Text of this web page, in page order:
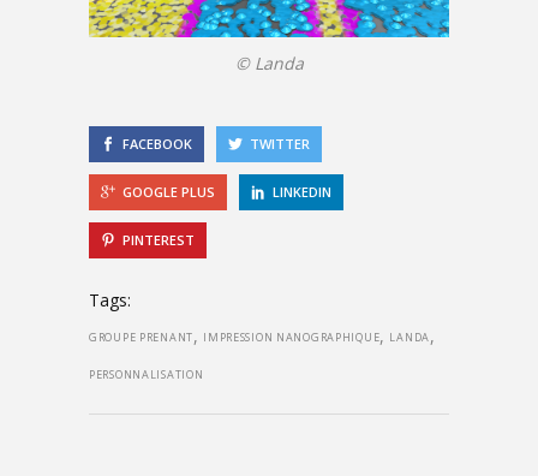
© Landa
FACEBOOK TWITTER
GOOGLE PLUS LINKEDIN
PINTEREST
Tags:
GROUPE PRENANT, IMPRESSION NANOGRAPHIQUE, LANDA,
PERSONNALISATION